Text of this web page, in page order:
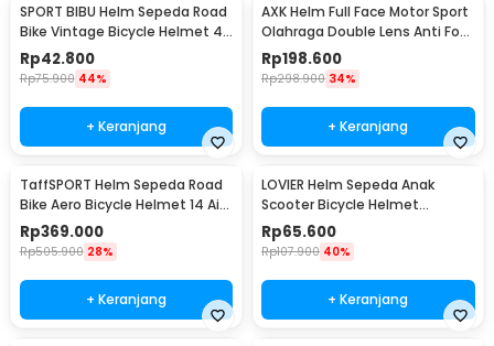
SPORT BIBU Helm Sepeda Road
Bike Vintage Bicycle Helmet 4
Air Vents - U20
Rp42.800
Rp75.900 44%
+ Keranjang
AXK Helm Full Face Motor Sport
Olahraga Double Lens Anti Fog
Motocycle - A557
Rp198.600
Rp298.900 34%
+ Keranjang
TaffSPORT Helm Sepeda Road
Bike Aero Bicycle Helmet 14 Air
Vent - Z25
Rp369.000
Rp505.900 28%
+ Keranjang
LOVIER Helm Sepeda Anak
Scooter Bicycle Helmet
Outdoor Sports - K20
Rp65.600
Rp107.900 40%
+ Keranjang